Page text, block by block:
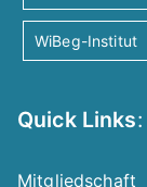
WiBeg-Institut
Quick Links:
Mitgliedschaft